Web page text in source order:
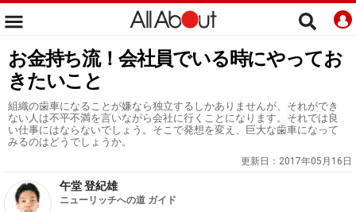
お金持ち流！会社員でいる時にやってお
きたいこと
組織の歯車になることが嫌なら独立するしかありませんが、それができ
ない人は不平不満を言いながら会社に行くことになります。それでは良
い仕事にはならないでしょう。そこで発想を変え、巨大な歯車になって
みるのはどうでしょうか。
更新日： 2017年05月16日
午堂 登紀雄
ニューリッチへの道 ガイド